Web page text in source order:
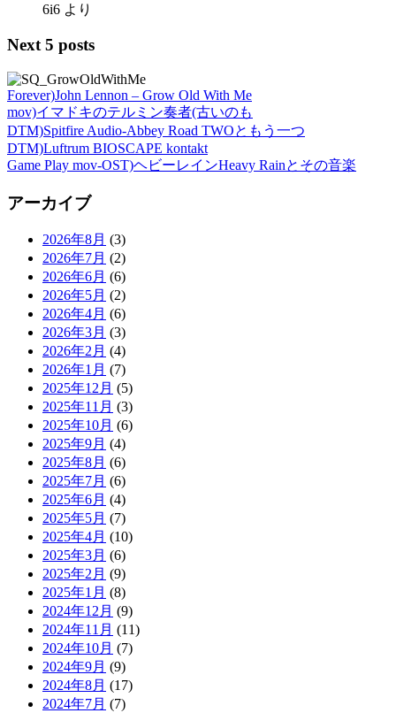
6i6 より
Next 5 posts
Forever)John Lennon – Grow Old With Me
mov)イマドキのテルミン奏者(古いのも
DTM)Spitfire Audio-Abbey Road TWOともう一つ
DTM)Luftrum BIOSCAPE kontakt
Game Play mov-OST)ヘビーレインHeavy Rainとその音楽
アーカイブ
2026年8月 (3)
2026年7月 (2)
2026年6月 (6)
2026年5月 (2)
2026年4月 (6)
2026年3月 (3)
2026年2月 (4)
2026年1月 (7)
2025年12月 (5)
2025年11月 (3)
2025年10月 (6)
2025年9月 (4)
2025年8月 (6)
2025年7月 (6)
2025年6月 (4)
2025年5月 (7)
2025年4月 (10)
2025年3月 (6)
2025年2月 (9)
2025年1月 (8)
2024年12月 (9)
2024年11月 (11)
2024年10月 (7)
2024年9月 (9)
2024年8月 (17)
2024年7月 (7)